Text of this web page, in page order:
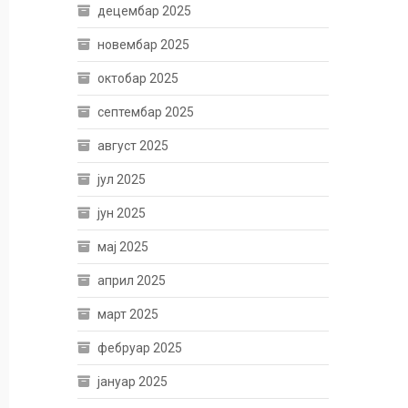
децембар 2025
новембар 2025
октобар 2025
септембар 2025
август 2025
јул 2025
јун 2025
мај 2025
април 2025
март 2025
фебруар 2025
јануар 2025